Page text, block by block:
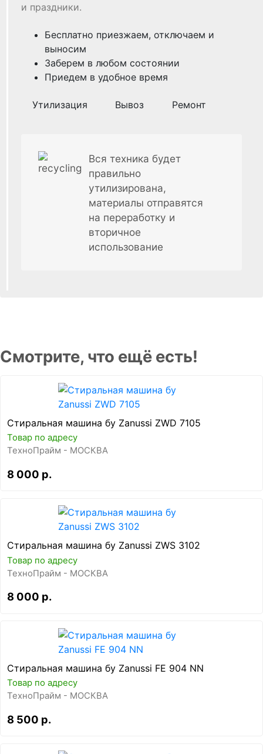
и праздники.
Бесплатно приезжаем, отключаем и
выносим
Заберем в любом состоянии
Приедем в удобное время
Утилизация Вывоз Ремонт
Вся техника будет
правильно
утилизирована,
материалы отправятся
на переработку и
вторичное
использование
Смотрите, что ещё есть!
Стиральная машина бу Zanussi ZWD 7105
Товар по адресу
ТехноПрайм - МОСКВА
8 000 р.
Стиральная машина бу Zanussi ZWS 3102
Товар по адресу
ТехноПрайм - МОСКВА
8 000 р.
Стиральная машина бу Zanussi FE 904 NN
Товар по адресу
ТехноПрайм - МОСКВА
8 500 р.